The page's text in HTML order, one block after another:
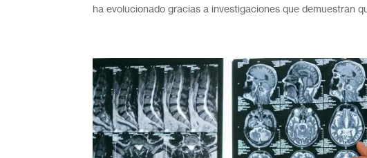
ha evolucionado gracias a investigaciones que demuestran